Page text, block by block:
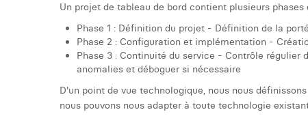
Un projet de tableau de bord contient plusieurs
Phase 1 : Définition du projet - Définition de la
Phase 2 : Configuration et implémentation -
Phase 3 : Continuité du service - Contrôle régulier
anomalies et déboguer si nécessaire
D'un point de vue technologique, nous nous
nous pouvons nous adapter à toute technologie